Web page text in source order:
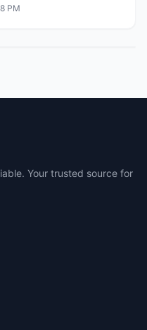
PM
Your trusted source for